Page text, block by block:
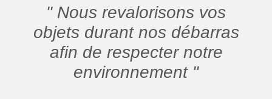
" Nous revalorisons vos
objets durant nos débarras
afin de respecter notre
environnement "